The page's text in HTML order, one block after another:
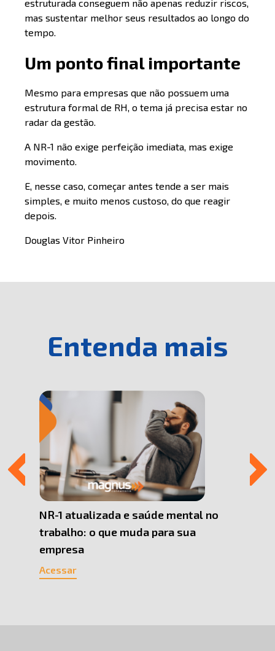
estruturada conseguem não apenas reduzir riscos,
mas sustentar melhor seus resultados ao longo do
tempo.
Um ponto final importante
Mesmo para empresas que não possuem uma
estrutura formal de RH, o tema já precisa estar no
radar da gestão.
A NR-1 não exige perfeição imediata, mas exige
movimento.
E, nesse caso, começar antes tende a ser mais
simples, e muito menos custoso, do que reagir
depois.
Douglas Vitor Pinheiro
Entenda mais
NR-1 atualizada e saúde mental no
trabalho: o que muda para sua
empresa
Acessar